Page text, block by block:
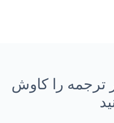
ترجمه را کاوش